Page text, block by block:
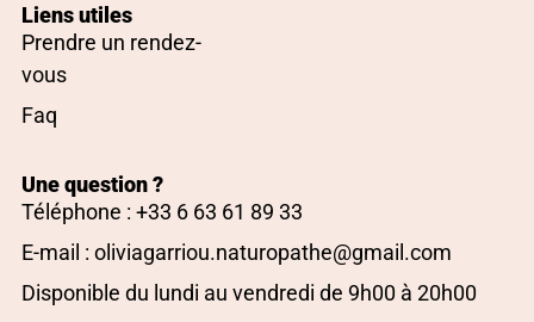
Liens utiles
Prendre un rendez-
vous
Faq
Une question ?
Téléphone : +33 6 63 61 89 33
E-mail : oliviagarriou.naturopathe@gmail.com
Disponible du lundi au vendredi de 9h00 à 20h00